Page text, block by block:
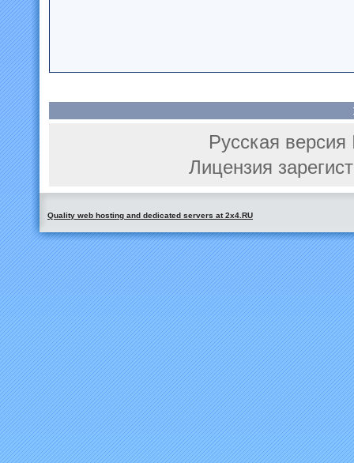
Русская
Лицензия
Quality web hosting and dedicated servers at 2x4.RU